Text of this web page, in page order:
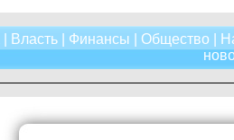
Власть| Финансы Общество